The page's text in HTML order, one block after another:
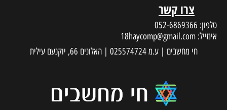
צרו קשר
טלפון: 052-6869366
אימייל: 18haycomp@gmail.com
חי מחשבים | ע.מ 025574724 | האלונים 66, יוקנעם עילית